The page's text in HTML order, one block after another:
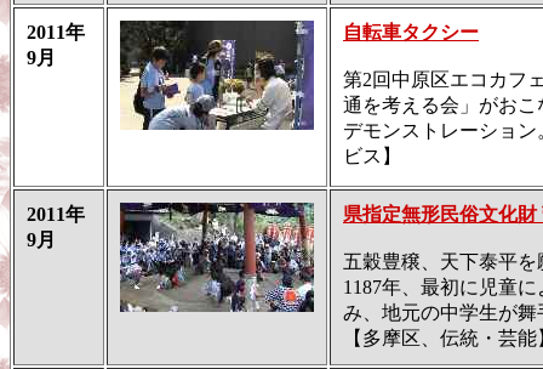
2011年
9月
自転車タクシー
第2回中原区エコカフ
通を考える会」がお
デモンストレーショ
ビス】
2011年
9月
県指定無形民俗文化財
五穀豊穣、天下泰平
1187年、最初に児童
み、地元の中学生が
【多摩区、伝統・芸能